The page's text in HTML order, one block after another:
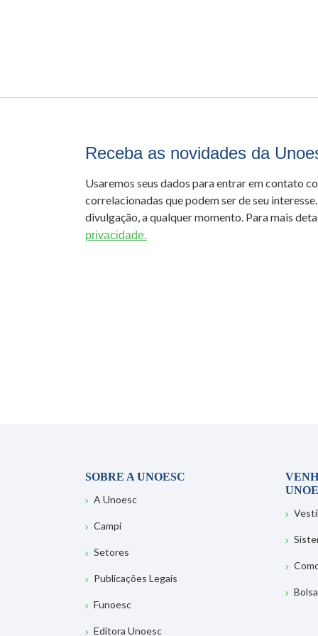
Receba as novidades da
Usaremos seus dados para entrar em contato
correlacionadas que podem ser de seu
divulgação, a qualquer momento. Para mais
privacidade.
SOBRE A UNOESC
A Unoesc
Campi
Setores
Publicações Legais
Funoesc
Editora Unoesc